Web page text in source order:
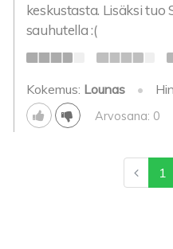
keskustasta. Lisäksi tuo
sauhutella :(
Kokemus: Lounas •
Arvosana: 0
1